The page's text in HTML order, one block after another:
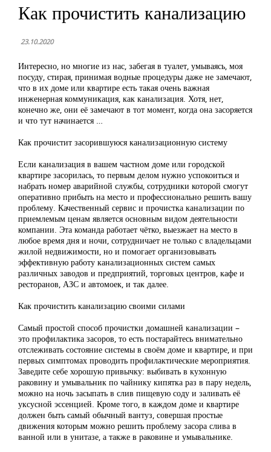
Как прочистить канализацию
23.10.2020
Интересно, но многие из нас, забегая в туалет, умываясь, моя
посуду, стирая, принимая водные процедуры даже не замечают,
что в их доме или квартире есть такая очень важная
инженерная коммуникация, как канализация. Хотя, нет,
конечно же, они её замечают в тот момент, когда она засоряется
и что тут начинается …
Как прочистит засорившуюся канализационную систему
Если канализация в вашем частном доме или городской
квартире засорилась, то первым делом нужно успокоиться и
набрать номер аварийной службы, сотрудники которой смогут
оперативно прибыть на место и профессионально решить вашу
проблему. Качественный сервис и прочистка канализации по
приемлемым ценам является основным видом деятельности
компании. Эта команда работает чётко, выезжает на место в
любое время дня и ночи, сотрудничает не только с владельцами
жилой недвижимости, но и помогает организовывать
эффективную работу канализационных систем самых
различных заводов и предприятий, торговых центров, кафе и
ресторанов, АЗС и автомоек, и так далее.
Как прочистить канализацию своими силами
Самый простой способ прочистки домашней канализации –
это профилактика засоров, то есть постарайтесь внимательно
отслеживать состояние системы в своём доме и квартире, и при
первых симптомах проводить профилактические мероприятия.
Заведите себе хорошую привычку: выбивать в кухонную
раковину и умывальник по чайнику кипятка раз в пару недель,
можно на ночь засыпать в слив пищевую соду и заливать её
уксусной эссенцией. Кроме того, в каждом доме и квартире
должен быть самый обычный вантуз, совершая простые
движения которым можно решить проблему засора слива в
ванной или в унитазе, а также в раковине и умывальнике.